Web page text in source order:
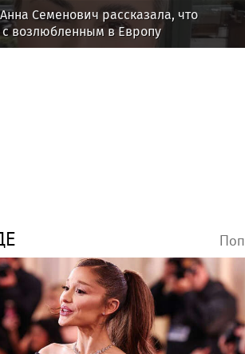
Семенович рассказала, что
с возлюбленным в Европу
Поп